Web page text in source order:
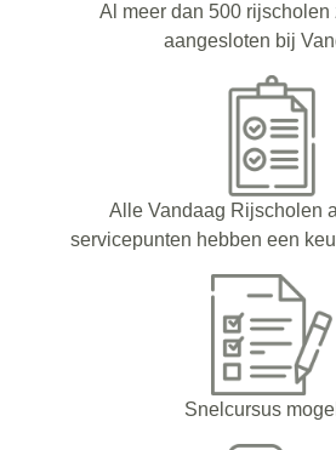
Al meer dan 500
aangesloten bij
Alle Vandaag Rijscholen
servicepunten hebben een
Snelcursus